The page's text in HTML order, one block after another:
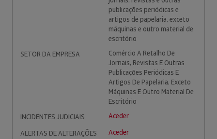
publicações periódicas e
artigos de papelaria, exceto
máquinas e outro material de
escritório
SETOR DA EMPRESA
Comércio A Retalho De
Jornais, Revistas E Outras
Publicações Periódicas E
Artigos De Papelaria, Exceto
Máquinas E Outro Material De
Escritório
INCIDENTES JUDICIAIS
Aceder
ALERTAS DE ALTERAÇÕES
Aceder